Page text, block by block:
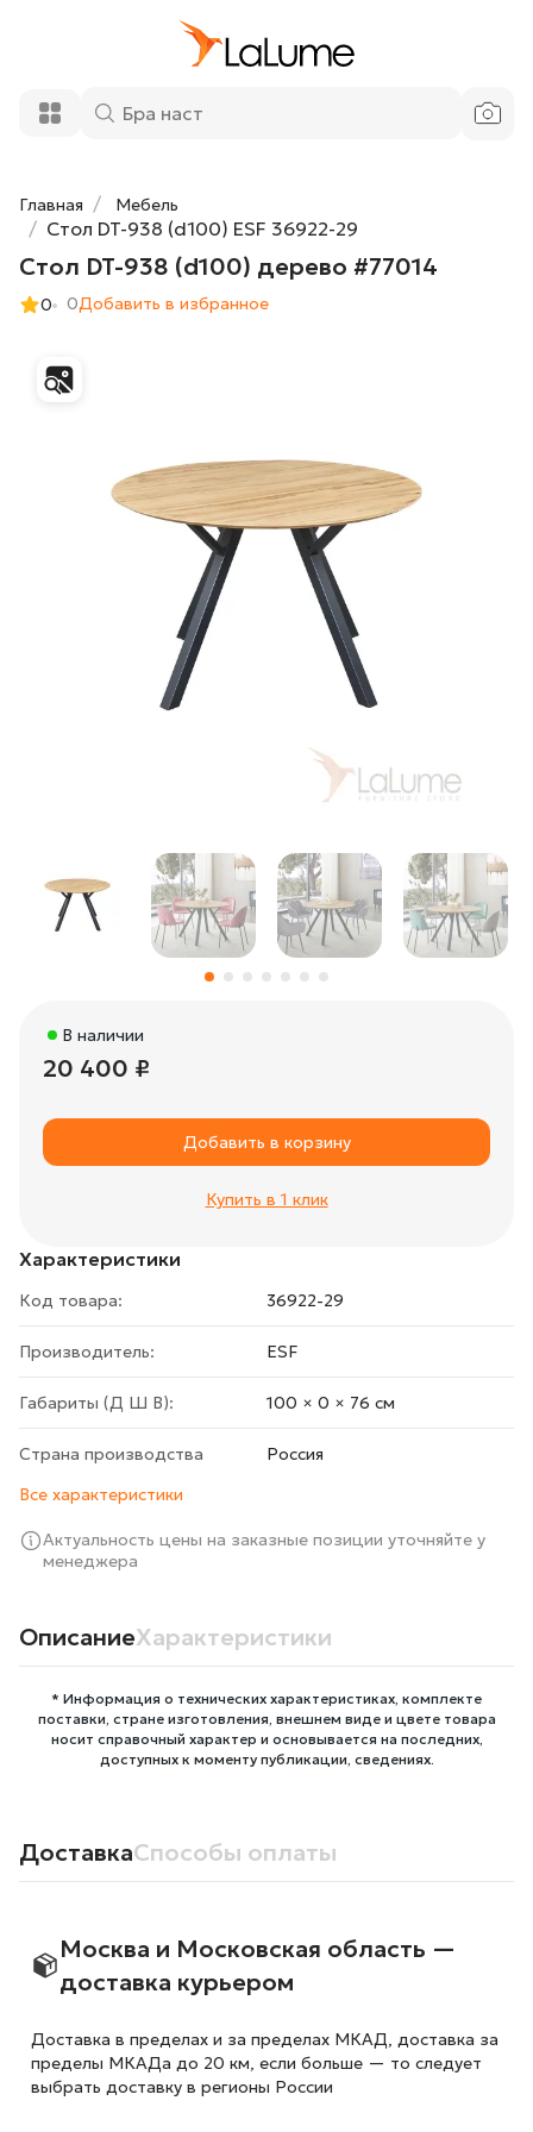
Главная Мебель
Стол DT-938 (d100) ESF 36922-29
Стол DT-938 (d100) дерево #77014
0 0Добавить в избранное
Характеристики
Код товара: 36922-29
Производитель: ESF
Габариты (Д Ш В): 100 × 0 × 76 cм
Страна производства
Росcия
Все характеристики
Актуальность цены на заказные позиции уточняйте у
менеджера
В наличии
20 400 ₽
Добавить в корзину
Купить в 1 клик
ОписаниеХарактеристики
* Информация о технических характеристиках, комплекте
поставки, стране изготовления, внешнем виде и цвете товара
носит справочный характер и основывается на последних,
доступных к моменту публикации, сведениях.
ДоставкаСпособы оплаты
Москва и Московская область —
доставка курьером
Доставка в пределах и за пределах МКАД, доставка за
пределы МКАДа до 20 км, если больше — то следует
выбрать доставку в регионы России
Стол DT-938 (d100) дерево #77014